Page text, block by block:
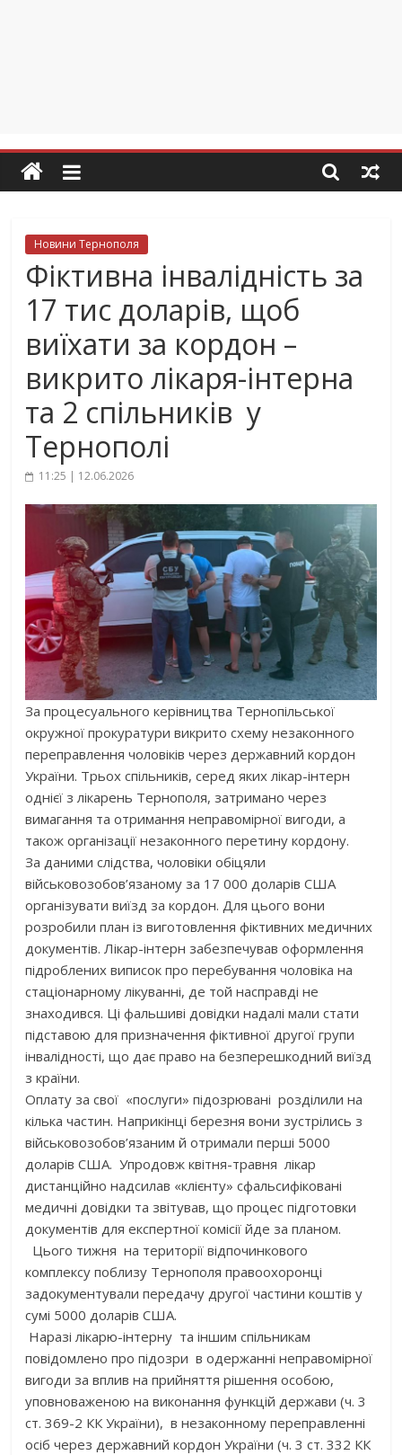
Новини Тернополя
Фіктивна інвалідність за
17 тис доларів, щоб
виїхати за кордон –
викрито лікаря-інтерна
та 2 спільників у
Тернополі
11:25 | 12.06.2026
За процесуального керівництва Тернопільської
окружної прокуратури викрито схему незаконного
переправлення чоловіків через державний кордон
України. Трьох спільників, серед яких лікар-інтерн
однієї з лікарень Тернополя, затримано через
вимагання та отримання неправомірної вигоди, а
також організації незаконного перетину кордону.
За даними слідства, чоловіки обіцяли
військовозобов’язаному за 17 000 доларів США
організувати виїзд за кордон. Для цього вони
розробили план із виготовлення фіктивних медичних
документів. Лікар-інтерн забезпечував оформлення
підроблених виписок про перебування чоловіка на
стаціонарному лікуванні, де той насправді не
знаходився. Ці фальшиві довідки надалі мали стати
підставою для призначення фіктивної другої групи
інвалідності, що дає право на безперешкодний виїзд
з країни.
Оплату за свої «послуги» підозрювані розділили на
кілька частин. Наприкінці березня вони зустрілись з
військовозобов’язаним й отримали перші 5000
доларів США. Упродовж квітня-травня лікар
дистанційно надсилав «клієнту» сфальсифіковані
медичні довідки та звітував, що процес підготовки
документів для експертної комісії йде за планом.
Цього тижня на території відпочинкового
комплексу поблизу Тернополя правоохоронці
задокументували передачу другої частини коштів у
сумі 5000 доларів США.
Наразі лікарю-інтерну та іншим спільникам
повідомлено про підозри в одержанні неправомірної
вигоди за вплив на прийняття рішення особою,
уповноваженою на виконання функцій держави (ч. 3
ст. 369-2 КК України), в незаконному переправленні
осіб через державний кордон України (ч. 3 ст. 332 КК